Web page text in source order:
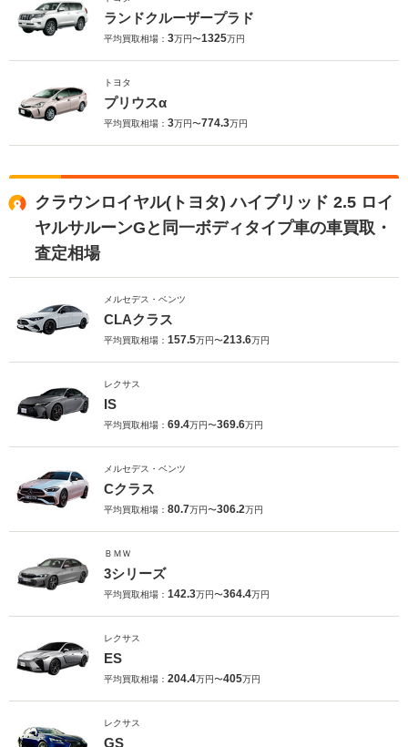
ランドクルーザープラド
平均買取相場： 3万円〜1325万円
トヨタ
プリウスα
平均買取相場： 3万円〜774.3万円
クラウンロイヤル(トヨタ) ハイブリッド 2.5 ロイ
ヤルサルーンGと同一ボディタイプ車の車買取・
査定相場
メルセデス・ベンツ
CLAクラス
平均買取相場： 157.5万円〜213.6万円
レクサス
IS
平均買取相場： 69.4万円〜369.6万円
メルセデス・ベンツ
Cクラス
平均買取相場： 80.7万円〜306.2万円
ＢＭＷ
3シリーズ
平均買取相場： 142.3万円〜364.4万円
レクサス
ES
平均買取相場： 204.4万円〜405万円
レクサス
GS